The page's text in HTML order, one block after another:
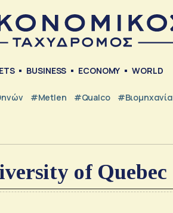
BUSINESS ECONOMY WORLD
#metlen #Qualco #Βιομηχανία
of Quebec